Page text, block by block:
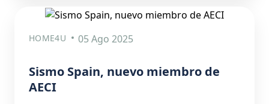
HOME4U 05 Ago 2025
Sismo Spain, nuevo miembro de
AECI